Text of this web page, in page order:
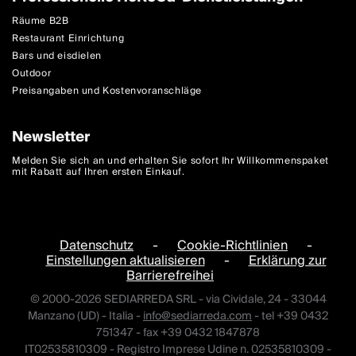
Räume B2B
Restaurant Einrichtung
Bars und eisdielen
Outdoor
Preisangaben und Kostenvoranschläge
Newsletter
Melden Sie sich an und erhalten Sie sofort Ihr Willkommenspaket
mit Rabatt auf Ihren ersten Einkauf.
Datenschutz - Cookie-Richtlinien -
Einstellungen aktualisieren - Erklärung zur
Barrierefreihei
© 2000-2026 SEDIARREDA SRL - via Cividale, 24 - 33044
Manzano (UD) - Italia -info@sediarreda.com- tel +39 0432
751347 - fax +39 0432 1847878
IT02535810309 - Registro Imprese Udine n. 02535810309 -